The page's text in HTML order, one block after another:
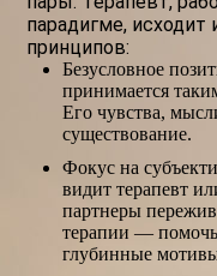
парадигме,
принципов:
Безусловное
принимается
Его чувства,
существование.
Фокус на
видит терапевт
партнеры
терапии —
глубинные